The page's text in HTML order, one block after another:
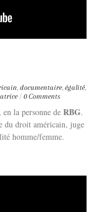
,documentaire,égalité,
/ 0 Comments
en la personne deRBG.
du droit américain, juge
homme/femme.